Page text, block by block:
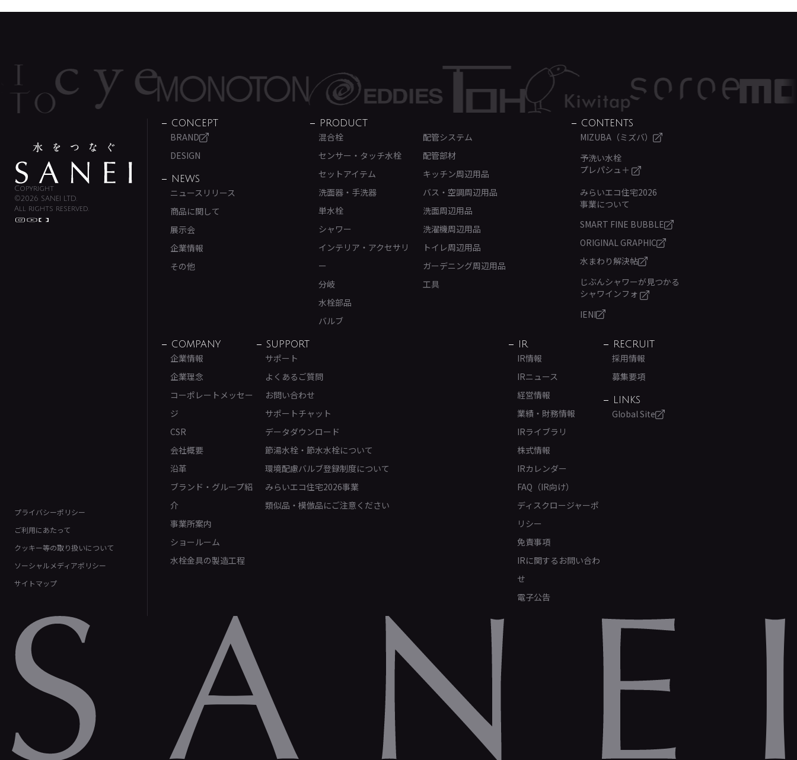
Copyright
©2026 SANEI LTD.
All rights reserved.
プライバシーポリシー
ご利用にあたって
クッキー等の取り扱いについて
ソーシャルメディアポリシー
サイトマップ
CONCEPT
BRAND
DESIGN
NEWS
ニュースリリース
商品に関して
展示会
企業情報
その他
PRODUCT
混合栓
センサー・タッチ水栓
セットアイテム
洗面器・手洗器
単水栓
シャワー
インテリア・アクセサリ
ー
分岐
水栓部品
バルブ
配管システム
配管部材
キッチン周辺用品
バス・空調周辺用品
洗面周辺用品
洗濯機周辺用品
トイレ周辺用品
ガーデニング周辺用品
工具
CONTENTS
MIZUBA（ミズバ）
予洗い水栓
プレパシュ＋
みらいエコ住宅2026
事業について
SMART FINE BUBBLE
ORIGINAL GRAPHIC
水まわり解決帖
じぶんシャワーが見つかる
シャワインフォ
IENI
COMPANY
企業情報
企業理念
コーポレートメッセー
ジ
CSR
会社概要
沿革
ブランド・グループ紹
介
事業所案内
ショールーム
水栓金具の製造工程
SUPPORT
サポート
よくあるご質問
お問い合わせ
サポートチャット
データダウンロード
節湯水栓・節水水栓について
環境配慮バルブ登録制度について
みらいエコ住宅2026事業
類似品・模倣品にご注意ください
IR
IR情報
IRニュース
経営情報
業績・財務情報
IRライブラリ
株式情報
IRカレンダー
FAQ（IR向け）
ディスクロージャーポ
リシー
免責事項
IRに関するお問い合わ
せ
電子公告
RECRUIT
採用情報
募集要項
LINKS
Global Site